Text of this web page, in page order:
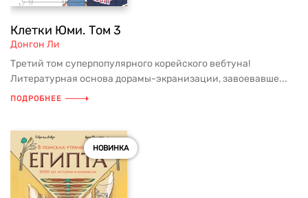
Клетки Юми. Том 3
Донгон Ли
Третий том суперпопулярного корейского вебтуна!
Литературная основа дорамы-экранизации, завоевавше...
ПОДРОБНЕЕ
НОВИНКА